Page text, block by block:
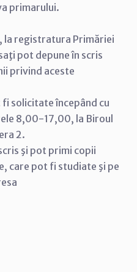
primarului.
la registratura Primăriei
pot depune în scris
privind aceste
solicitate începând cu
8,00-17,00, la Biroul
2.
şi pot primi copii
care pot fi studiate şi pe